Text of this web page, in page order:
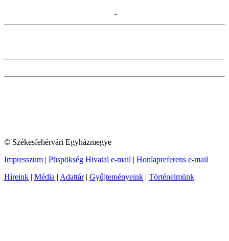
© Székesfehérvári Egyházmegye
Impresszum | Püspökség Hivatal e-mail | Honlapreferens e-mail
Híreink | Média | Adattár| Gyűjteményeink | Történelmünk